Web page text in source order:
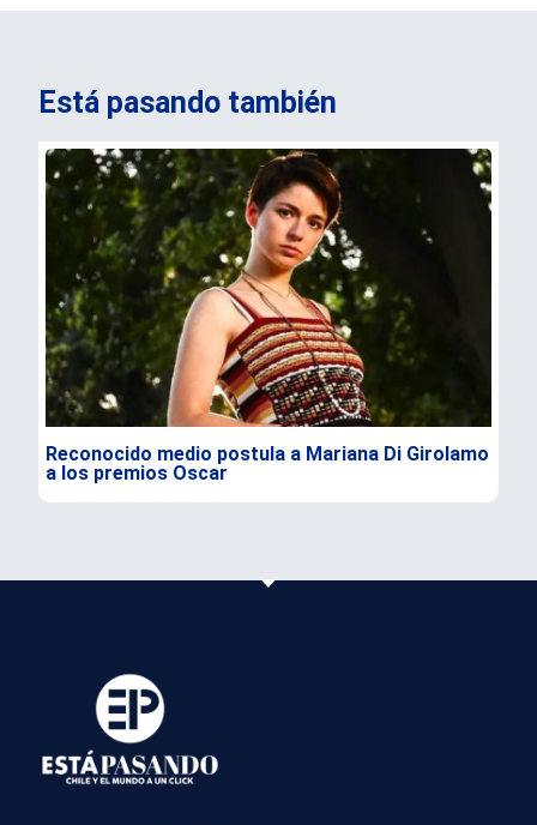
Está pasando también
Reconocido medio postula a Mariana Di Girolamo
a los premios Oscar